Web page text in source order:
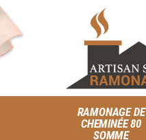
RAMONAGE DE
CHEMINÉE 80
SOMME